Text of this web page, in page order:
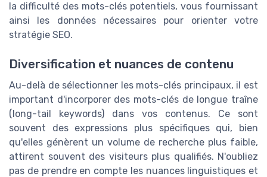
la difficulté des mots-clés potentiels, vous fournissant
ainsi les données nécessaires pour orienter votre
stratégie SEO.
Diversification et nuances de contenu
Au-delà de sélectionner les mots-clés principaux, il est
important d'incorporer des mots-clés de longue traîne
(long-tail keywords) dans vos contenus. Ce sont
souvent des expressions plus spécifiques qui, bien
qu'elles génèrent un volume de recherche plus faible,
attirent souvent des visiteurs plus qualifiés. N'oubliez
pas de prendre en compte les nuances linguistiques et